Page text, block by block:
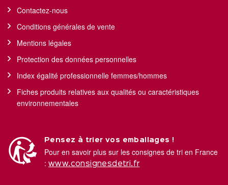
Contactez-nous
Conditions générales de vente
Mentions légales
Protection des données personnelles
Index égalité professionnelle femmes/hommes
Fiches produits relatives aux qualités ou caractéristiques
environnementales
Pensez à trier vos emballages !
Pour en savoir plus sur les consignes de tri en France
: www.consignesdetri.fr